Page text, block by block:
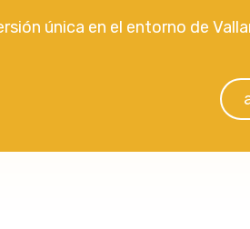
única en el entorno de